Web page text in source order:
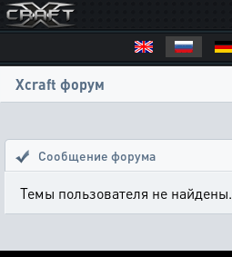
Xcraft форум
Сообщение форума
Темы пользователя не найдены.